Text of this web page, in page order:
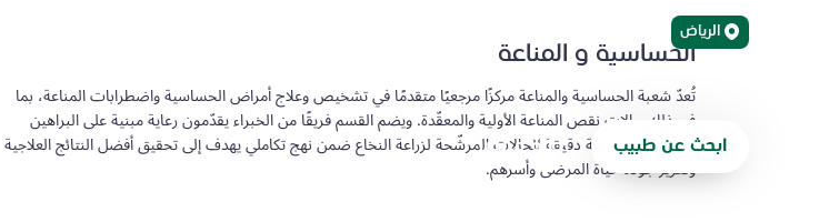
الرياض
ابحث عن طبيب إحالة مريض
الحساسية و المناعة
تُعدّ شعبة الحساسية والمناعة مركزًا مرجعيًا متقدمًا في تشخيص وعلاج أمراض الحساسية واضطرابات المناعة، بما
في ذلك حالات نقص المناعة الأولية والمعقّدة. ويضم القسم فريقًا من الخبراء يقدّمون رعاية مبنية على البراهين
العلمية، مع متابعة دقيقة للحالات المرشّحة لزراعة النخاع ضمن نهج تكاملي يهدف إلى تحقيق أفضل النتائج العلاجية
وتعزيز جودة حياة المرضى وأسرهم.